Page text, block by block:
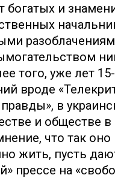
богатых и
того, уже лет
вроде
в
и обществе
что так оно
жить, пусть
прессе на